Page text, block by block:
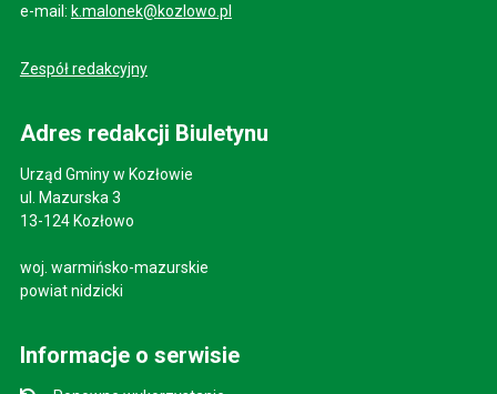
e-mail: k.malonek@kozlowo.pl
Zespół redakcyjny
Adres redakcji Biuletynu
Urząd Gminy w Kozłowie
ul. Mazurska 3
13-124 Kozłowo
woj. warmińsko-mazurskie
powiat nidzicki
Informacje o serwisie